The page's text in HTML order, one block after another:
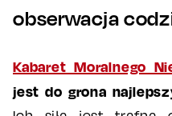
obserwacja
Kabaret Moralnego
jest do grona